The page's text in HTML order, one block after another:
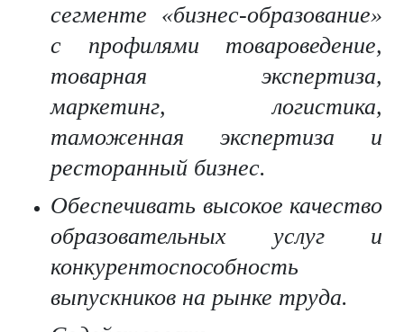
сегменте «бизнес-образование»
с профилями товароведение,
товарная экспертиза,
маркетинг, логистика,
таможенная экспертиза и
ресторанный бизнес.
Обеспечивать высокое качество
образовательных услуг и
конкурентоспособность
выпускников на рынке труда.